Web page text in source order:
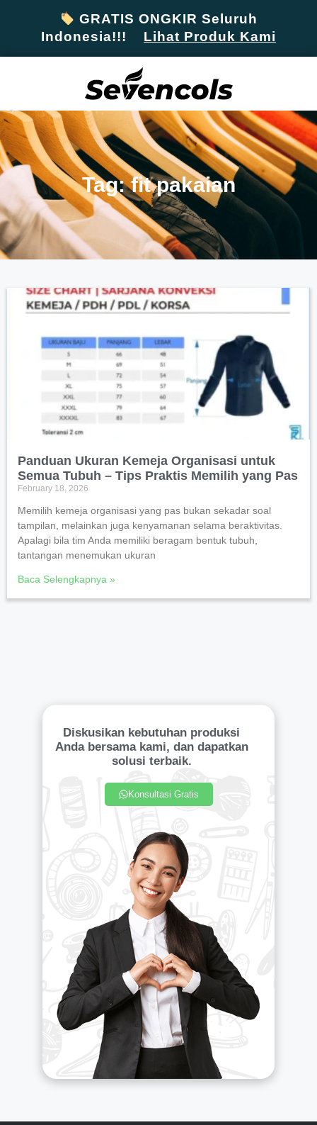
GRATIS ONGKIR Seluruh
Indonesia!!! Lihat Produk Kami
Tag: fit pakaian
Panduan Ukuran Kemeja Organisasi untuk
Semua Tubuh – Tips Praktis Memilih yang Pas
February 18, 2026
Memilih kemeja organisasi yang pas bukan sekadar soal
tampilan, melainkan juga kenyamanan selama beraktivitas.
Apalagi bila tim Anda memiliki beragam bentuk tubuh,
tantangan menemukan ukuran
Baca Selengkapnya »
Diskusikan kebutuhan produksi
Anda bersama kami, dan dapatkan
solusi terbaik.
Konsultasi Gratis